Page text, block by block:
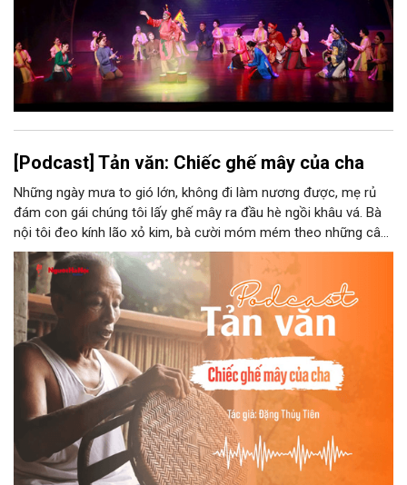
[Podcast] Tản văn: Chiếc ghế mây của cha
Những ngày mưa to gió lớn, không đi làm nương được, mẹ rủ
đám con gái chúng tôi lấy ghế mây ra đầu hè ngồi khâu vá. Bà
nội tôi đeo kính lão xỏ kim, bà cười móm mém theo những câu
chuyện kể tếu táo của đám trẻ chúng tôi. Chiếc ghế mây phát
ra âm thanh kin kít chịu đựng sức nặng cơ thể con người theo
những điệu cười khúc khích.